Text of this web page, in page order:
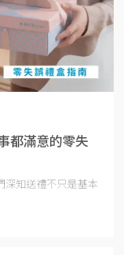
都滿意的零失
深知送禮不只是基本